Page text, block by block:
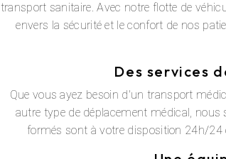
transport sanitaire. Avec notre flotte de
envers la sécurité et le confort de nos
Des services
Que vous ayez besoin d'un transport
autre type de déplacement médical,
formés sont à votre disposition 24h/24